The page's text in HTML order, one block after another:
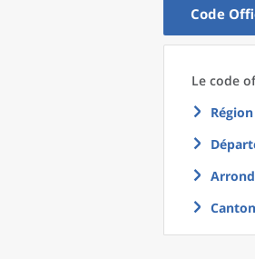
Code
Le code
Région
Canton